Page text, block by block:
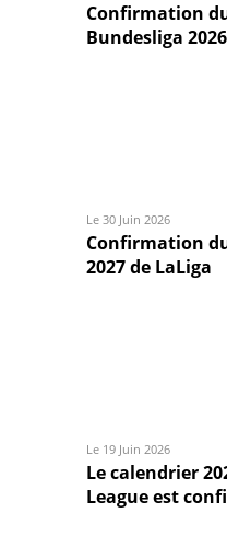
Confirmation
Bundesliga
Le 30 Juin 2026
Confirmation
2027 de LaLiga
Le 19 Juin 2026
Le calendrier
League est